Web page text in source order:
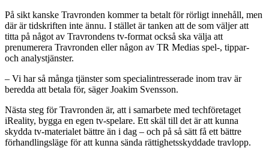
På sikt kanske Travronden kommer ta betalt för rörligt innehåll, men
där är tidskriften inte ännu. I stället är tanken att de som väljer att
titta på något av Travrondens tv-format också ska välja att
prenumerera Travronden eller någon av TR Medias spel-, tippar-
och analystjänster.
– Vi har så många tjänster som specialintresserade inom trav är
beredda att betala för, säger Joakim Svensson.
Nästa steg för Travronden är, att i samarbete med techföretaget
iReality, bygga en egen tv-spelare. Ett skäl till det är att kunna
skydda tv-materialet bättre än i dag – och på så sätt få ett bättre
förhandlingsläge för att kunna sända rättighetsskyddade travlopp.